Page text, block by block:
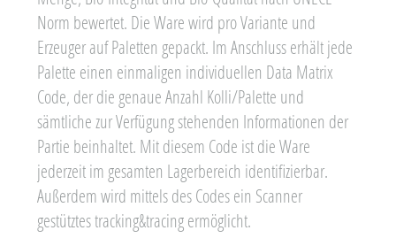
Norm bewertet. Die Ware wird pro Variante und
Erzeuger auf Paletten gepackt. Im Anschluss erhält jede
Palette einen einmaligen individuellen Data Matrix
Code, der die genaue Anzahl Kolli/Palette und
sämtliche zur Verfügung stehenden Informationen der
Partie beinhaltet. Mit diesem Code ist die Ware
jederzeit im gesamten Lagerbereich identifizierbar.
Außerdem wird mittels des Codes ein Scanner
gestütztes tracking&tracing ermöglicht.